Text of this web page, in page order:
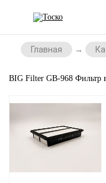
Главная
BIG Filter GB-968 Фильтр